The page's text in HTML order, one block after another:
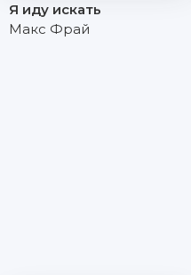
Я иду искать
Макс Фрай